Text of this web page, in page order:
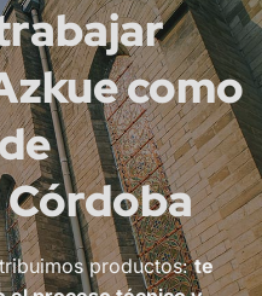
como
Córdoba
productos:te